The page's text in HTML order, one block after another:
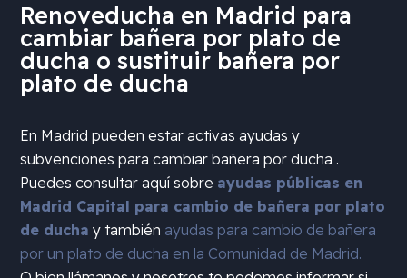
Renoveducha en Madrid para
cambiar bañera por plato de
ducha o sustituir bañera por
plato de ducha
En Madrid pueden estar activas ayudas y
subvenciones para cambiar bañera por ducha .
Puedes consultar aquí sobre ayudas públicas en
Madrid Capital para cambio de bañera por plato
de ducha y también ayudas para cambio de bañera
por un plato de ducha en la Comunidad de Madrid.